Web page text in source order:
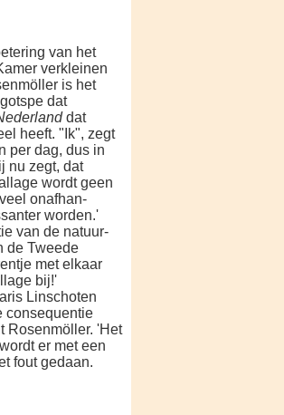
van het
verkleinen
is het
dat
dat
heeft. "Ik", zegt
per dag, dus in
nu zegt, dat
wordt geen
onafhan­
worden.'
van de natuur-
de Tweede
met elkaar
bij!'
Linschoten
consequentie
Rosen­möller. 'Het
er met een
fout gedaan.